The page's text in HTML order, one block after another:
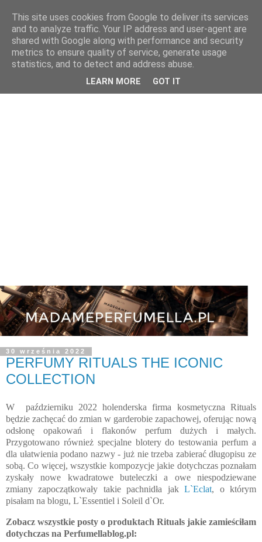
30 września 2022
PERFUMY RITUALS THE ICONIC
COLLECTION
W październiku 2022 holenderska firma kosmetyczna Rituals
będzie zachęcać do zmian w garderobie zapachowej, oferując nową
odsłonę opakowań i flakonów perfum dużych i małych.
Przygotowano również specjalne blotery do testowania perfum a
dla ułatwienia podano nazwy - już nie trzeba zabierać długopisu ze
sobą. Co więcej, wszystkie kompozycje jakie dotychczas poznałam
zyskały nowe kwadratowe buteleczki a owe niespodziewane
zmiany zapoczątkowały takie pachnidła jakL`Eclat, o którym
pisałam na blogu, L`Essentiel i Soleil d`Or.
Zobacz wszystkie posty o produktach Rituals jakie zamieściłam
dotychczas na Perfumellablog.pl:
This site uses cookies from Google to deliver its services
and to analyze traffic. Your IP address and user-agent are
shared with Google along with performance and security
metrics to ensure quality of service, generate usage
statistics, and to detect and address abuse.
LEARN MORE GOT IT